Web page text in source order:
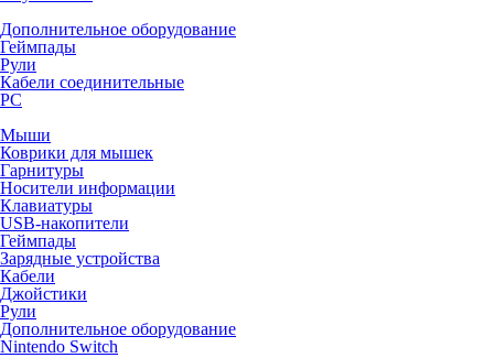
Дополнительное оборудование
Геймпады
Рули
Кабели соединительные
PC
Мыши
Коврики для мышек
Гарнитуры
Носители информации
Клавиатуры
USB-накопители
Геймпады
Зарядные устройства
Кабели
Джойстики
Рули
Дополнительное оборудование
Nintendo Switch